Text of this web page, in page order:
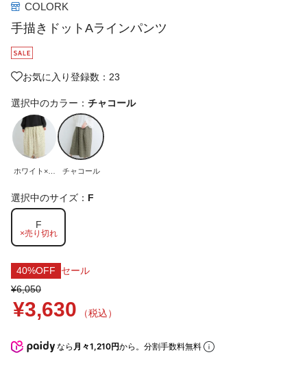
COLORK
手描きドットAラインパンツ
お気に入り登録数：23
選択中のカラー： チャコール
ホワイト×ブ
チャコール
選択中のサイズ： F
F
×売り切れ
40%OFF
セール
¥6,050
¥3,630 （税込）
なら 月々1,210円から。分割手数料無料